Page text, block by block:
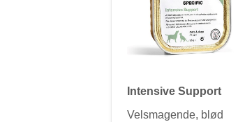
Intensive Support
Velsmagende, blød